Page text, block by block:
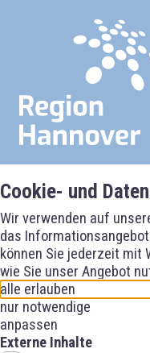
Cookie- und
Wir verwenden auf
das
können Sie jederzeit mit
wie Sie unser Angebot
alle erlauben
nur notwendige
anpassen
Externe Inhalte